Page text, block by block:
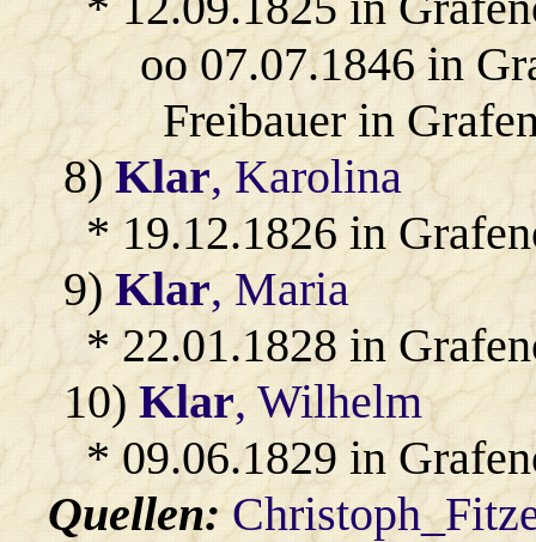
oo 07.07.1846 in
Freibauer in
8)Klar, Karolina
* 19.12.1826 in
9)Klar, Maria
* 22.01.1828 in
10)Klar, Wilhelm
* 09.06.1829 in
Quellen: